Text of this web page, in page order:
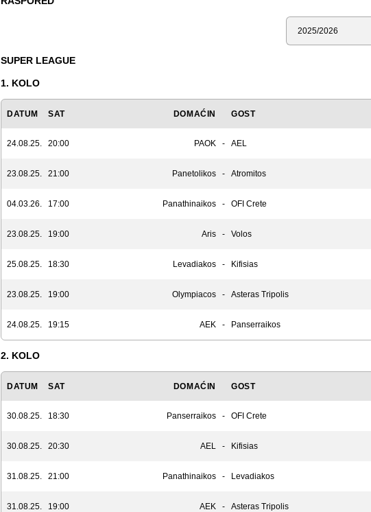
Sezona
SUPER LEAGUE
1. KOLO
DATUM SAT DOMAĆIN GOST
24.08.25. 20:00 PAOK - AEL
23.08.25. 21:00 Panetolikos - Atromitos
04.03.26. 17:00 Panathinaikos - OFI Crete
23.08.25. 19:00 Aris - Volos
25.08.25. 18:30 Levadiakos - Kifisias
23.08.25. 19:00 Olympiacos - Asteras Tripolis
24.08.25. 19:15 AEK - Panserraikos
2. KOLO
DATUM SAT DOMAĆIN GOST
30.08.25. 18:30 Panserraikos - OFI Crete
30.08.25. 20:30 AEL - Kifisias
31.08.25. 21:00 Panathinaikos - Levadiakos
31.08.25. 19:00 AEK - Asteras Tripolis